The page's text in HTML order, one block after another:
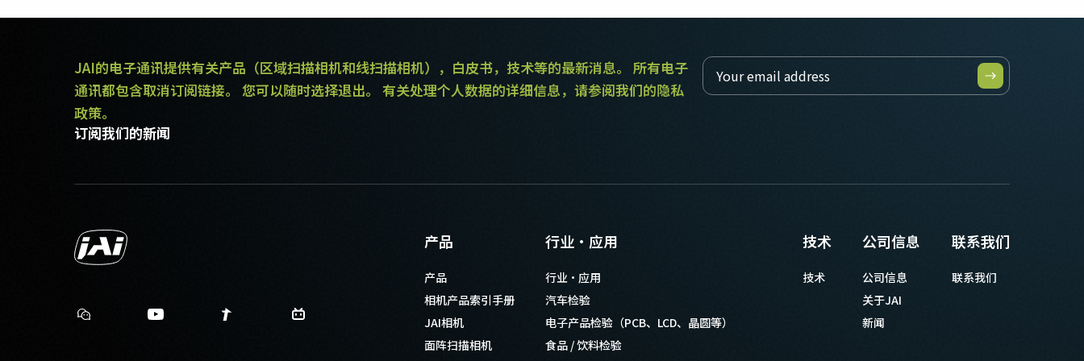
JAI的电子通讯提供有关产品（区域扫描相机和线扫描相机），白皮书，技术等的最新消息。 所有电子
通讯都包含取消订阅链接。 您可以随时选择退出。 有关处理个人数据的详细信息，请参阅我们的隐私
政策。
订阅我们的新闻
产品
产品
相机产品索引手册
JAI相机
面阵扫描相机
行业·应用
行业·应用
汽车检验
电子产品检验（PCB、LCD、晶圆等）
食品 / 饮料检验
技术
技术
公司信息
公司信息
关于JAI
新闻
联系我们
联系我们